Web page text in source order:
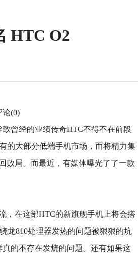
HTC O2
论(0)
曾经的业绩传奇HTC不得不在前段
的大部分低端手机市场，而将精力集
败局。而最近，有媒体曝光了了一款
，在这部HTC的新旗舰手机上将会搭
龙810处理器发热的问题被狠狠的坑
的不存在发烧的问题。还有如果这